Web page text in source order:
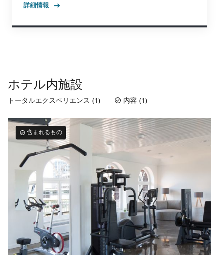
詳細情報
ホテル内施設
トータルエクスペリエンス (1) 内容 (1)
含まれるもの